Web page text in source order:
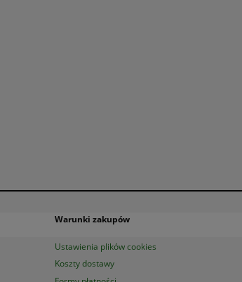
Warunki zakupów
Ustawienia plików cookies
Koszty dostawy